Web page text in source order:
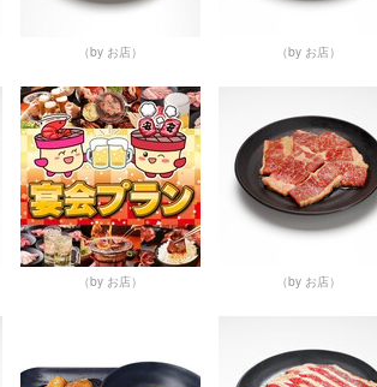
（by お店） （by お店）
（by お店） （by お店）